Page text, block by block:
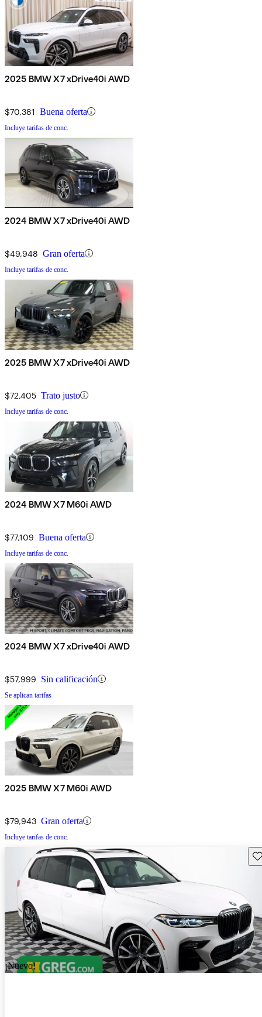
2025 BMW X7 xDrive40i AWD
$70,381 Buena oferta
Incluye tarifas de conc.
2024 BMW X7 xDrive40i AWD
$49,948 Gran oferta
Incluye tarifas de conc.
2025 BMW X7 xDrive40i AWD
$72,405 Trato justo
Incluye tarifas de conc.
2024 BMW X7 M60i AWD
$77,109 Buena oferta
Incluye tarifas de conc.
2024 BMW X7 xDrive40i AWD
$57,999 Sin calificación
Se aplican tarifas
2025 BMW X7 M60i AWD
$79,943 Gran oferta
Incluye tarifas de conc.
¡Nuevo!